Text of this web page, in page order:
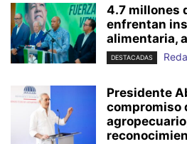
4.7 millones
enfrentan
alimentaria,
DESTACADAS
Presidente
compromiso